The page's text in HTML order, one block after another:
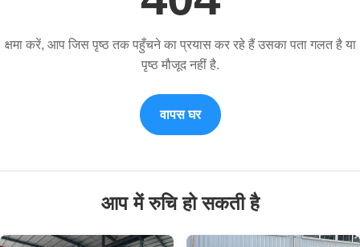
क्षमा करें, आप जिस पृष्ठ तक पहुँचने का प्रयास कर रहे हैं उसका पता गलत है या
पृष्ठ मौजूद नहीं है.
वापस घर
आप में रुचि हो सकती है